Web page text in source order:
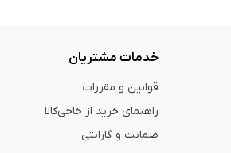
خدمات مشتریان
قوانین و مقررات
راهنمای خرید از خاجی‌کالا
ضمانت و گارانتی